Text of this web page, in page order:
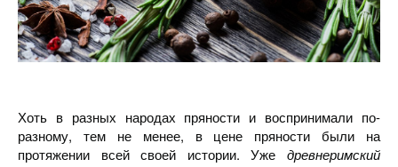
Хоть в разных народах пряности и воспринимали по-
разному, тем не менее, в цене пряности были на
протяжении всей своей истории. Уже древнеримский